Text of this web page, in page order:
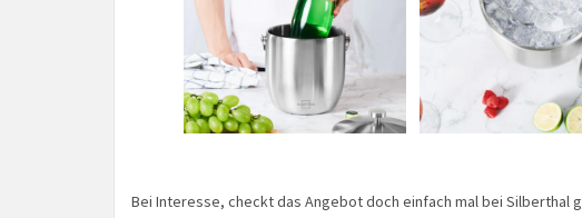
Bei Interesse, checkt das Angebot doch einfach mal bei Silberthal